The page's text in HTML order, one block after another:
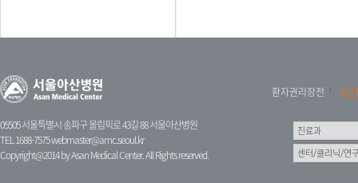
05505 서울특별시 송파구 올림픽로 43길 88 서울아산병원
TEL 1688-7575webmaster@amc.seoul.kr
Copyright@2014 by Asan Medical Center. All Rights reserved.
환자권리장전 개인